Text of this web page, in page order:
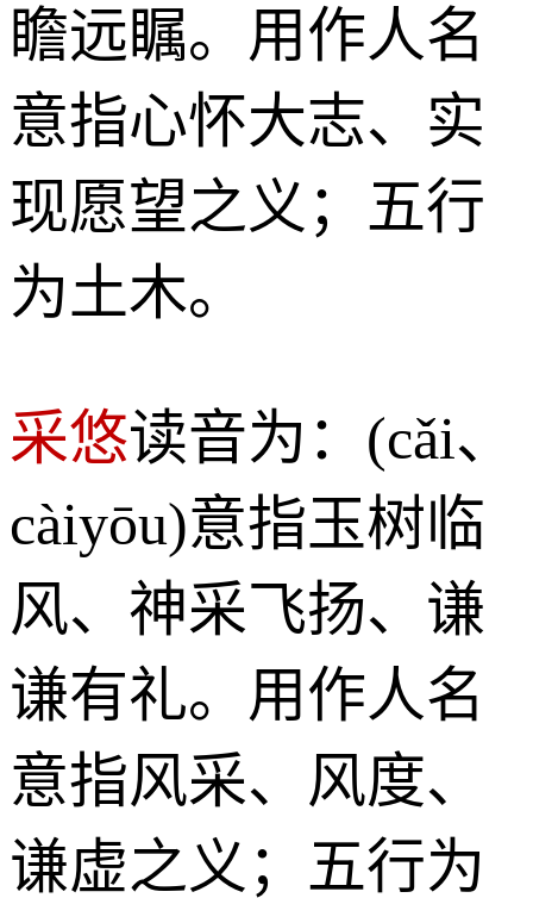
瞻远瞩。用作人名
意指心怀大志、实
现愿望之义；五行
为土木。
采悠读音为：(cǎi、
càiyōu)意指玉树临
风、神采飞扬、谦
谦有礼。用作人名
意指风采、风度、
谦虚之义；五行为